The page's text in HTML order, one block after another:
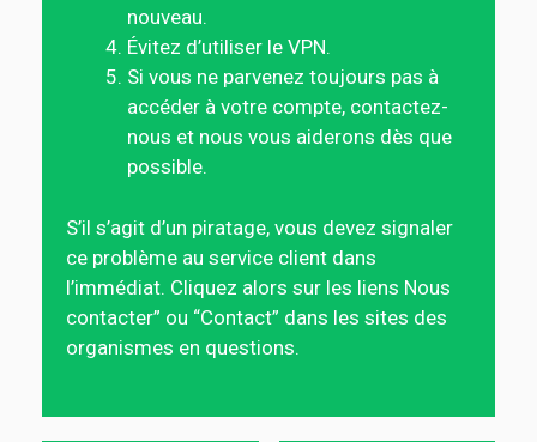
nouveau.
Évitez d’utiliser le VPN.
Si vous ne parvenez toujours pas à
accéder à votre compte, contactez-
nous et nous vous aiderons dès que
possible.
S’il s’agit d’un piratage, vous devez signaler
ce problème au service client dans
l’immédiat. Cliquez alors sur les liens Nous
contacter” ou “Contact” dans les sites des
organismes en questions.